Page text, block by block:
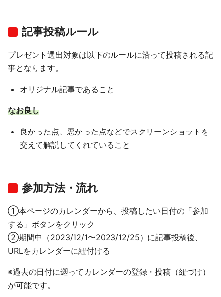
記事投稿ルール
プレゼント選出対象は以下のルールに沿って投稿される記
事となります。
オリジナル記事であること
なお良し
良かった点、悪かった点などでスクリーンショットを
交えて解説してくれていること
参加方法・流れ
①本ページのカレンダーから、投稿したい日付の「参加
する」ボタンをクリック
②期間中（2023/12/1〜2023/12/25）に記事投稿後、
URLをカレンダーに紐付ける
※過去の日付に遡ってカレンダーの登録・投稿（紐づけ）
が可能です。